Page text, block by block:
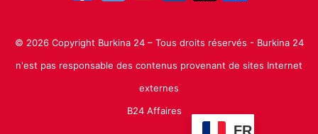
© 2026 Copyright Burkina 24 – Tous droits réservés - Burkina 24
n'est pas responsable des contenus provenant de sites Internet
externes
B24 Affaires
FR